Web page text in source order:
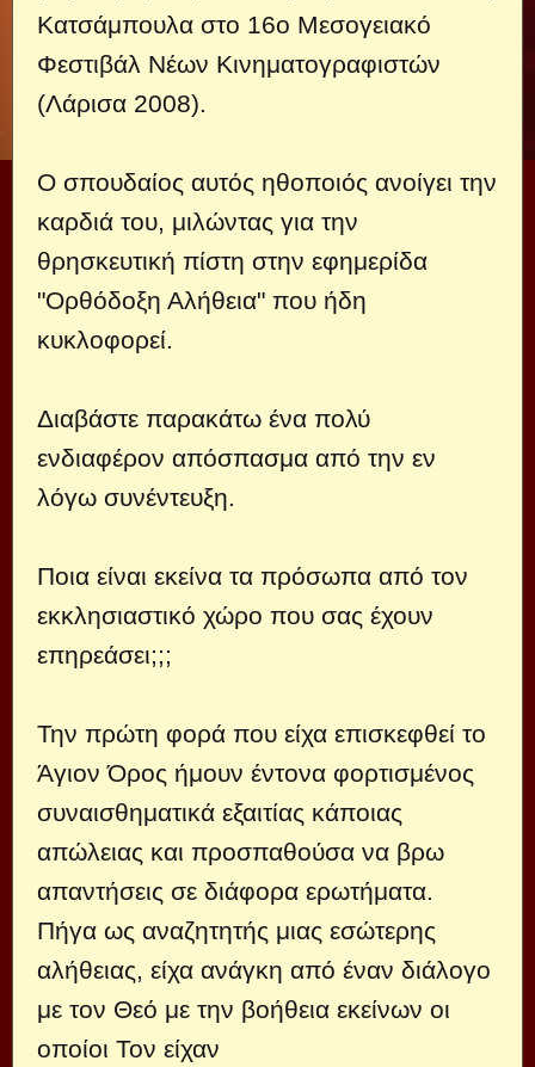
Κατσάμπουλα στο 16ο Μεσογειακό
Φεστιβάλ Νέων Κινηματογραφιστών
(Λάρισα 2008).
Ο σπουδαίος αυτός ηθοποιός ανοίγει την
καρδιά του, μιλώντας για την
θρησκευτική πίστη στην εφημερίδα
"Ορθόδοξη Αλήθεια" που ήδη
κυκλοφορεί.
Διαβάστε παρακάτω ένα πολύ
ενδιαφέρον απόσπασμα από την εν
λόγω συνέντευξη.
Ποια είναι εκείνα τα πρόσωπα από τον
εκκλησιαστικό χώρο που σας έχουν
επηρεάσει;;;
Την πρώτη φορά που είχα επισκεφθεί το
Άγιον Όρος ήμουν έντονα φορτισμένος
συναισθηματικά εξαιτίας κάποιας
απώλειας και προσπαθούσα να βρω
απαντήσεις σε διάφορα ερωτήματα.
Πήγα ως αναζητητής μιας εσώτερης
αλήθειας, είχα ανάγκη από έναν διάλογο
με τον Θεό με την βοήθεια εκείνων οι
οποίοι Τον είχαν